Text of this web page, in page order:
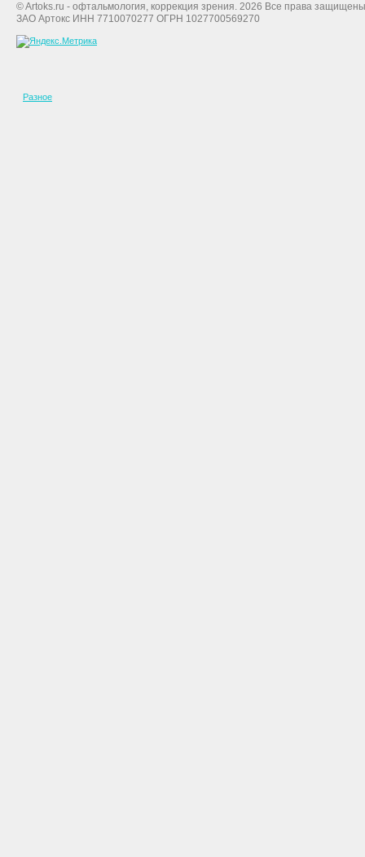
© Artoks.ru - офтальмология, коррекция зрения. 2026 Все права
ЗАО Артокс ИНН 7710070277 ОГРН 1027700569270
Разное